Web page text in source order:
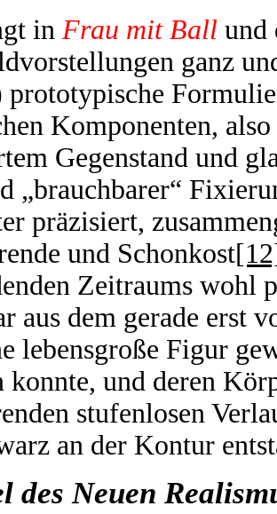
in Frau mit Ball und
ganz
Komponenten,
Gegenstand und
„brauchbarer“
präzisiert,
und Schonkost
Zeitraums wohl
aus dem gerade erst
lebensgroße Figur
konnte, und deren
stufenlosen
an der Kontur
des Neuen